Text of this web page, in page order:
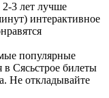
3 лет лучше
интерактивное
популярные
в Сясьстрое билеты
Не откладывайте